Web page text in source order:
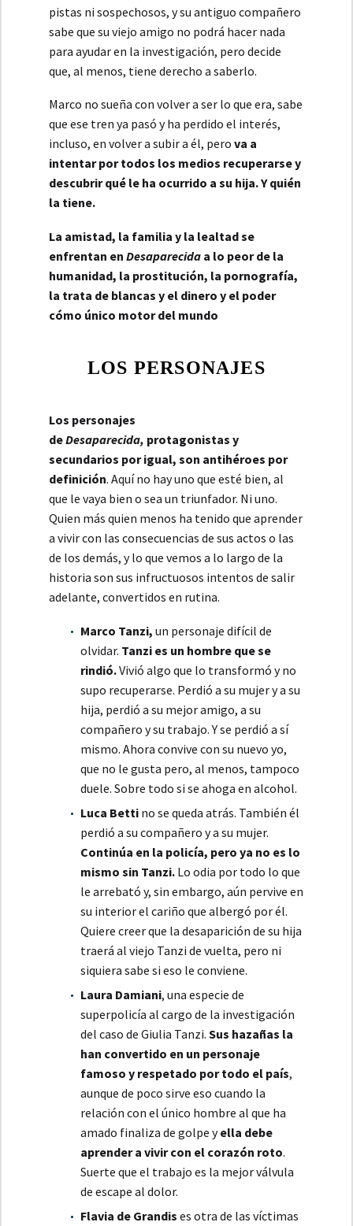
pistas ni sospechosos, y su antiguo compañero
sabe que su viejo amigo no podrá hacer nada
para ayudar en la investigación, pero decide
que, al menos, tiene derecho a saberlo.
Marco no sueña con volver a ser lo que era, sabe
que ese tren ya pasó y ha perdido el interés,
incluso, en volver a subir a él, pero va a
intentar por todos los medios recuperarse y
descubrir qué le ha ocurrido a su hija. Y quién
la tiene.
La amistad, la familia y la lealtad se
enfrentan en Desaparecida a lo peor de la
humanidad, la prostitución, la pornografía,
la trata de blancas y el dinero y el poder
cómo único motor del mundo
LOS PERSONAJES
Los personajes
deDesaparecida, protagonistas y
secundarios por igual, son antihéroes por
definición. Aquí no hay uno que esté bien, al
que le vaya bien o sea un triunfador. Ni uno.
Quien más quien menos ha tenido que aprender
a vivir con las consecuencias de sus actos o las
de los demás, y lo que vemos a lo largo de la
historia son sus infructuosos intentos de salir
adelante, convertidos en rutina.
Marco Tanzi, un personaje difícil de
olvidar. Tanzi es un hombre que se
rindió.Vivió algo que lo transformó y no
supo recuperarse. Perdió a su mujer y a su
hija, perdió a su mejor amigo, a su
compañero y su trabajo. Y se perdió a sí
mismo. Ahora convive con su nuevo yo,
que no le gusta pero, al menos, tampoco
duele. Sobre todo si se ahoga en alcohol.
Luca Betti no se queda atrás. También él
perdió a su compañero y a su mujer.
Continúa en la policía, pero ya no es lo
mismo sin Tanzi. Lo odia por todo lo que
le arrebató y, sin embargo, aún pervive en
su interior el cariño que albergó por él.
Quiere creer que la desaparición de su hija
traerá al viejo Tanzi de vuelta, pero ni
siquiera sabe si eso le conviene.
Laura Damiani, una especie de
superpolicía al cargo de la investigación
del caso de Giulia Tanzi. Sus hazañas la
han convertido en un personaje
famoso y respetado por todo el país,
aunque de poco sirve eso cuando la
relación con el único hombre al que ha
amado finaliza de golpe yella debe
aprender a vivir con el corazón roto.
Suerte que el trabajo es la mejor válvula
de escape al dolor.
Flavia de Grandis es otra de las víctimas